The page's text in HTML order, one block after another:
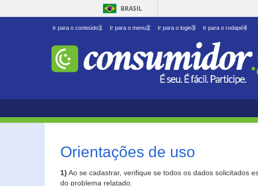
BRASIL
Ir para o conteúdo1 Ir para o menu2 Ir para o login3 Ir para o rodapé4
Orientações de uso
1) Ao se cadastrar, verifique se todos os dados solicitados
do problema relatado.